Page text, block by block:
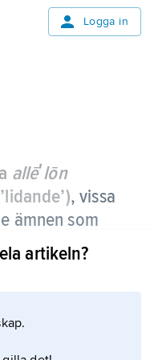
Logga in
allēʹlōn
,vissa
ämnen som
eller på
negativt.
på detta
artikeln?